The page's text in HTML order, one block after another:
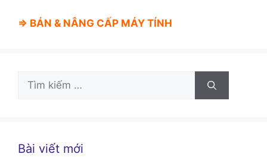
⇒ BÁN & NÂNG CẤP MÁY TÍNH
Tìm
Bài viết mới